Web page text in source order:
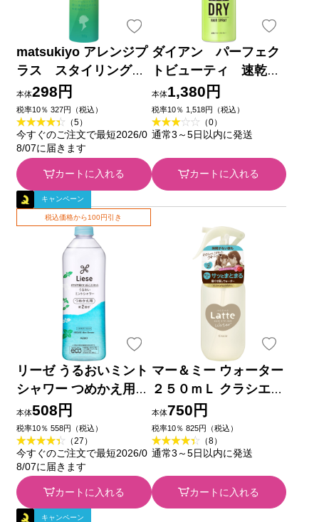
matsukiyo アレンジプ
ラス スタイリングフ
ォーム スーパーハー
ド １５０ｇ
本体298円
税率10％ 327円（税込）
（5）
今すぐのご注文で最短2026/0
8/07に届きます
カートに入れる
ダイアン パーフェク
トビューティ 速乾ド
ライヘアスプレー １５
０ｇ ネイチャーラボ
本体1,380円
税率10％ 1,518円（税込）
（0）
通常3～5日以内に発送
カートに入れる
キャンペーン
税込価格から100円引き
リーゼ うるおいミント
シャワー つめかえ用
３４０ｍｌ 花王
本体508円
税率10％ 558円（税込）
（27）
今すぐのご注文で最短2026/0
8/07に届きます
カートに入れる
マー＆ミー ウォーター
２５０ｍＬ クラシエホ
ームプロダクツ
本体750円
税率10％ 825円（税込）
（8）
通常3～5日以内に発送
カートに入れる
キャンペーン